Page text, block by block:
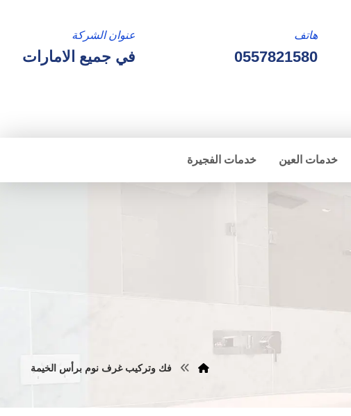
عنوان الشركة
في جميع الامارات
هاتف
0557821580
خدمات العين خدمات الفجيرة
فك وتركيب غرف نوم برأس الخيمة